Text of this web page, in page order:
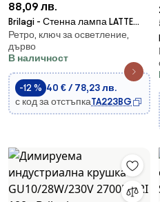
88,09 лв.
Brilagi - Стенна лампа LATTE
1xE27/15W/230V борова/бежова
Ретро, ключ за осветление,
дърво
В наличност
-12 % 40 € / 78,23 лв.
с код за отстъпкаTA223BG